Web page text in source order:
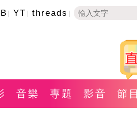
YT threads
音樂 專題 影音 節目